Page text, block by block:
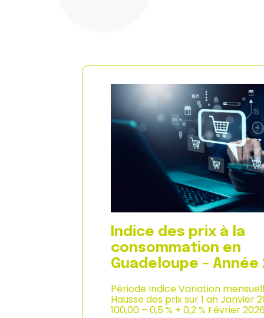
Indice des prix à la
consommation en
Guadeloupe – Année
Période Indice Variation
Hausse des prix sur 1 an Janvier
100,00 – 0,5 % + 0,2 % Février